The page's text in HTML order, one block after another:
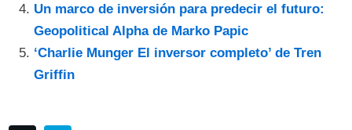
Un marco de inversión para predecir el futuro:
Geopolitical Alpha de Marko Papic
‘Charlie Munger El inversor completo’ de Tren
Griffin